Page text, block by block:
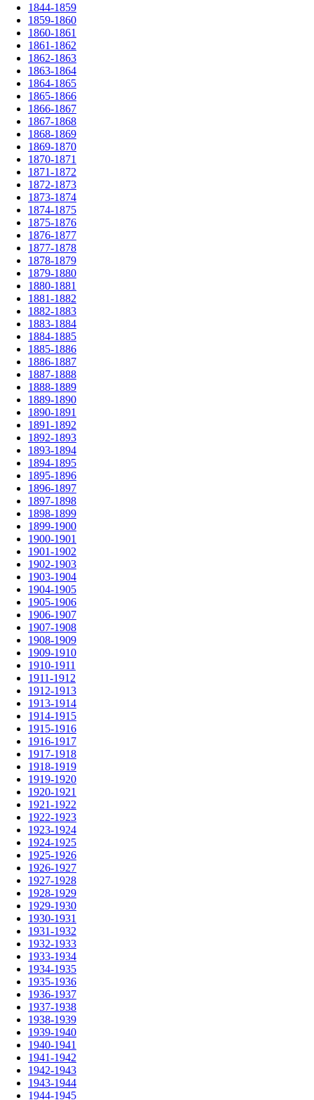
1844-1859
1859-1860
1860-1861
1861-1862
1862-1863
1863-1864
1864-1865
1865-1866
1866-1867
1867-1868
1868-1869
1869-1870
1870-1871
1871-1872
1872-1873
1873-1874
1874-1875
1875-1876
1876-1877
1877-1878
1878-1879
1879-1880
1880-1881
1881-1882
1882-1883
1883-1884
1884-1885
1885-1886
1886-1887
1887-1888
1888-1889
1889-1890
1890-1891
1891-1892
1892-1893
1893-1894
1894-1895
1895-1896
1896-1897
1897-1898
1898-1899
1899-1900
1900-1901
1901-1902
1902-1903
1903-1904
1904-1905
1905-1906
1906-1907
1907-1908
1908-1909
1909-1910
1910-1911
1911-1912
1912-1913
1913-1914
1914-1915
1915-1916
1916-1917
1917-1918
1918-1919
1919-1920
1920-1921
1921-1922
1922-1923
1923-1924
1924-1925
1925-1926
1926-1927
1927-1928
1928-1929
1929-1930
1930-1931
1931-1932
1932-1933
1933-1934
1934-1935
1935-1936
1936-1937
1937-1938
1938-1939
1939-1940
1940-1941
1941-1942
1942-1943
1943-1944
1944-1945